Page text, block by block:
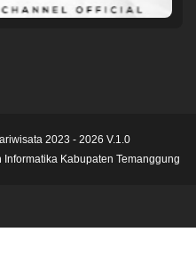
2023 - 2026 V.1.0
Kabupaten Temanggung